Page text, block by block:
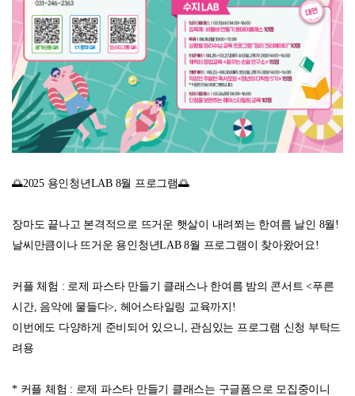
🌅2025 용인청년LAB 8월 프로그램🌅
장마도 끝나고 본격적으로 뜨거운 햇살이 내려쬐는 한여름 날인 8월!
날씨만큼이나 뜨거운 용인청년LAB 8월 프로그램이 찾아왔어요!
커플 체험 : 로제 파스타 만들기 클래스나 한여름 밤의 콘서트 <푸른
시간, 음악에 물들다>, 헤어스타일링 교육까지!
이번에도 다양하게 준비되어 있으니, 관심있는 프로그램 신청 부탁드
려용
* 커플 체험 : 로제 파스타 만들기 클래스는 구글폼으로 모집중이니